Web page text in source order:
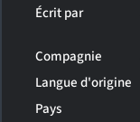
Écrit par
Compagnie
Langue d'origine
Pays